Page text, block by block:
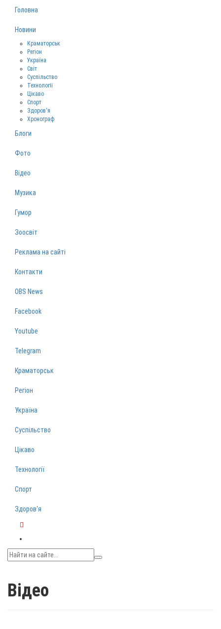
Головна
Новини
Краматорськ
Регіон
Україна
Світ
Суспільство
Технології
Цікаво
Спорт
Здоров‘я
Хронограф
Блоги
Фото
Відео
Музика
Гумор
Зоосвіт
Реклама на сайті
Контакти
OBS News
Facebook
Youtube
Telegram
Краматорськ
Регіон
Україна
Суспільство
Цікаво
Технології
Спорт
Здоров‘я
Відео